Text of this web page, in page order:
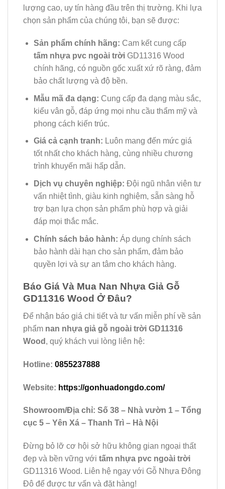
lượng cao, uy tín hàng đầu trên thị trường. Khi lựa
chọn sản phẩm của chúng tôi, bạn sẽ được:
Sản phẩm chính hãng: Cam kết cung cấp
tấm nhựa pvc ngoài trờiGD11316 Wood
chính hãng, có nguồn gốc xuất xứ rõ ràng, đảm
bảo chất lượng và độ bền.
Mẫu mã đa dạng: Cung cấp đa dạng màu sắc,
kiểu vân gỗ, đáp ứng mọi nhu cầu thẩm mỹ và
phong cách kiến trúc.
Giá cả cạnh tranh: Luôn mang đến mức giá
tốt nhất cho khách hàng, cùng nhiều chương
trình khuyến mãi hấp dẫn.
Dịch vụ chuyên nghiệp: Đội ngũ nhân viên tư
vấn nhiệt tình, giàu kinh nghiệm, sẵn sàng hỗ
trợ bạn lựa chọn sản phẩm phù hợp và giải
đáp mọi thắc mắc.
Chính sách bảo hành: Áp dụng chính sách
bảo hành dài hạn cho sản phẩm, đảm bảo
quyền lợi và sự an tâm cho khách hàng.
Báo Giá Và Mua Nan Nhựa Giả Gỗ
GD11316 Wood Ở Đâu?
Để nhận báo giá chi tiết và tư vấn miễn phí về sản
phẩm nan nhựa giả gỗ ngoài trời GD11316
Wood , quý khách vui lòng liên hệ:
Hotline: 0855237888
Website: https://gonhuadongdo.com/
Showroom/Địa chỉ: Số 38 – Nhà vườn 1 – Tổng
cục 5 – Yên Xá – Thanh Trì – Hà Nội
Đừng bỏ lỡ cơ hội sở hữu không gian ngoại thất
đẹp và bền vững với tấm nhựa pvc ngoài trời
GD11316 Wood. Liên hệ ngay với Gỗ Nhựa Đông
Đô để được tư vấn và đặt hàng!